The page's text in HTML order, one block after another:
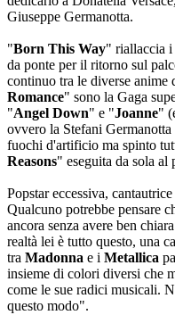
Giuseppe Germanotta.
"Born This Way" riallaccia i
da ponte per il ritorno sul
continuo tra le diverse anime
Romance" sono la Gaga
"Angel Down" e "Joanne"
ovvero la Stefani
fuochi d'artificio ma spinto
Reasons" eseguita da sola al
Popstar eccessiva,
Qualcuno potrebbe pensare
ancora senza avere ben
realtà lei è tutto questo, una
tra Madonna e i Metallica
insieme di colori diversi che
come le sue radici musicali.
questo modo".